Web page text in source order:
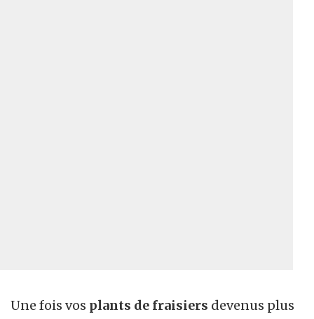
Une fois vos plants de fraisiers devenus plus